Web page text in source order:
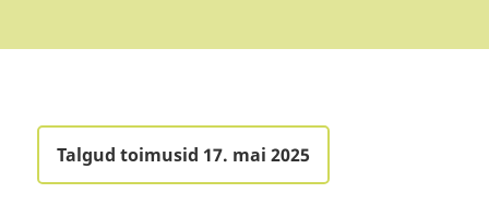
Talgud toimusid 17. mai 2025